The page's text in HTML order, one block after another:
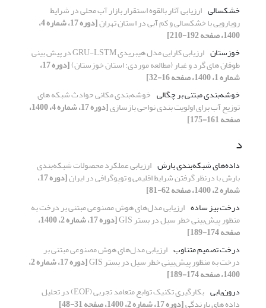
خشکسالی ارزیابی آثار بالقوه استقرار بازار آب محلی در شرایط
رویارویی با خشکسالی و کم آبی در استان تهران [دوره 17، شماره 4،
1400، صفحه 192-210]
خوزستان
ارزیابی کارایی مدل هیبریدی GRU-LSTM در پیش بینی
طوفان های گرد و غبار (مطالعه موردی: استان خوزستان) [دوره 17،
شماره 1، 1400، صفحه 16-32]
خوشه‌بندی مبتنی بر چگالی خوشه‌بندی مکانی حوادث شبکه های
توزیع آب برای اولویت بندی نواحی بازسازی [دوره 17، شماره 4، 1400،
صفحه 161-175]
د
داده‌های شبکه‌بندی بارش ارزیابی عملکرد محصولات شبکه‌بندی
بارش با درنظر گرفتن شرایط اقلیمی و توپوگرافی در ایران [دوره 17،
شماره 2، 1400، صفحه 62-81]
درخت بیز ساده ارزیابی مدل‌های هوش مصنوعی مبتنی بر درخت به
منظور پیش‌بینی خطر سیل در بستر GIS [دوره 17، شماره 2، 1400،
صفحه 174-189]
درخت تصمیم‌ متناوب ارزیابی مدل‌های هوش مصنوعی مبتنی بر
درخت به منظور پیش‌بینی خطر سیل در بستر GIS [دوره 17، شماره 2،
1400، صفحه 174-189]
درون‌یابی
بکارگیری تکنیک توابع متعامد تجربی (EOF) در تحلیل
داده‎‎ های بارندگی
[دوره 17، شماره 2، 1400، صفحه 31-48]